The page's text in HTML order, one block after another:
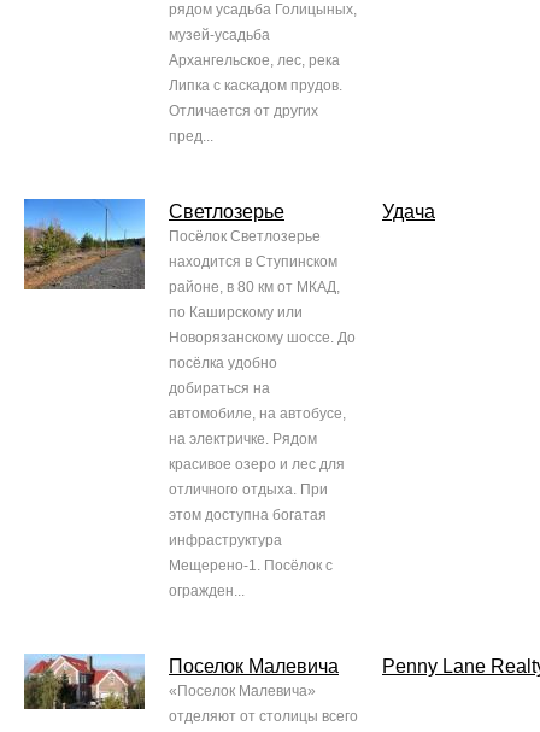
рядом усадьба Голицыных,
музей-усадьба
Архангельское, лес, река
Липка с каскадом прудов.
Отличается от других
пред...
Светлозерье
Посёлок Светлозерье
находится в Ступинском
районе, в 80 км от МКАД,
по Каширскому или
Новорязанскому шоссе. До
посёлка удобно
добираться на
автомобиле, на автобусе,
на электричке. Рядом
красивое озеро и лес для
отличного отдыха. При
этом доступна богатая
инфраструктура
Мещерено-1. Посёлок с
огражден...
Удача
Поселок Малевича
«Поселок Малевича»
отделяют от столицы всего
Penny Lane